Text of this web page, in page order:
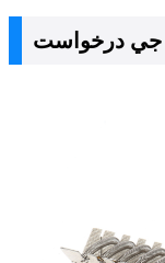
جي درخواست